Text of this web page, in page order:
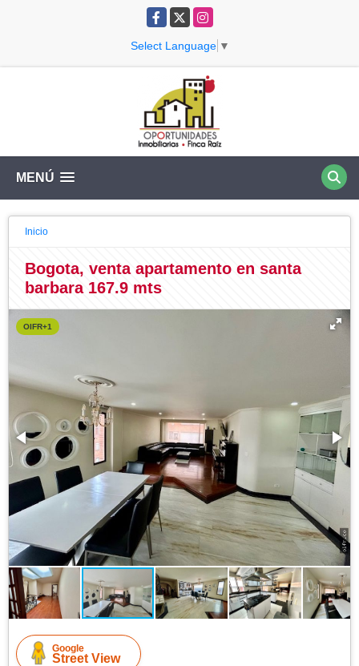
Facebook
X Instagram
Select Language ▼
MENÚ
Inicio
Bogota, venta apartamento en santa
barbara 167.9 mts
OIFR+1
Google
Street View